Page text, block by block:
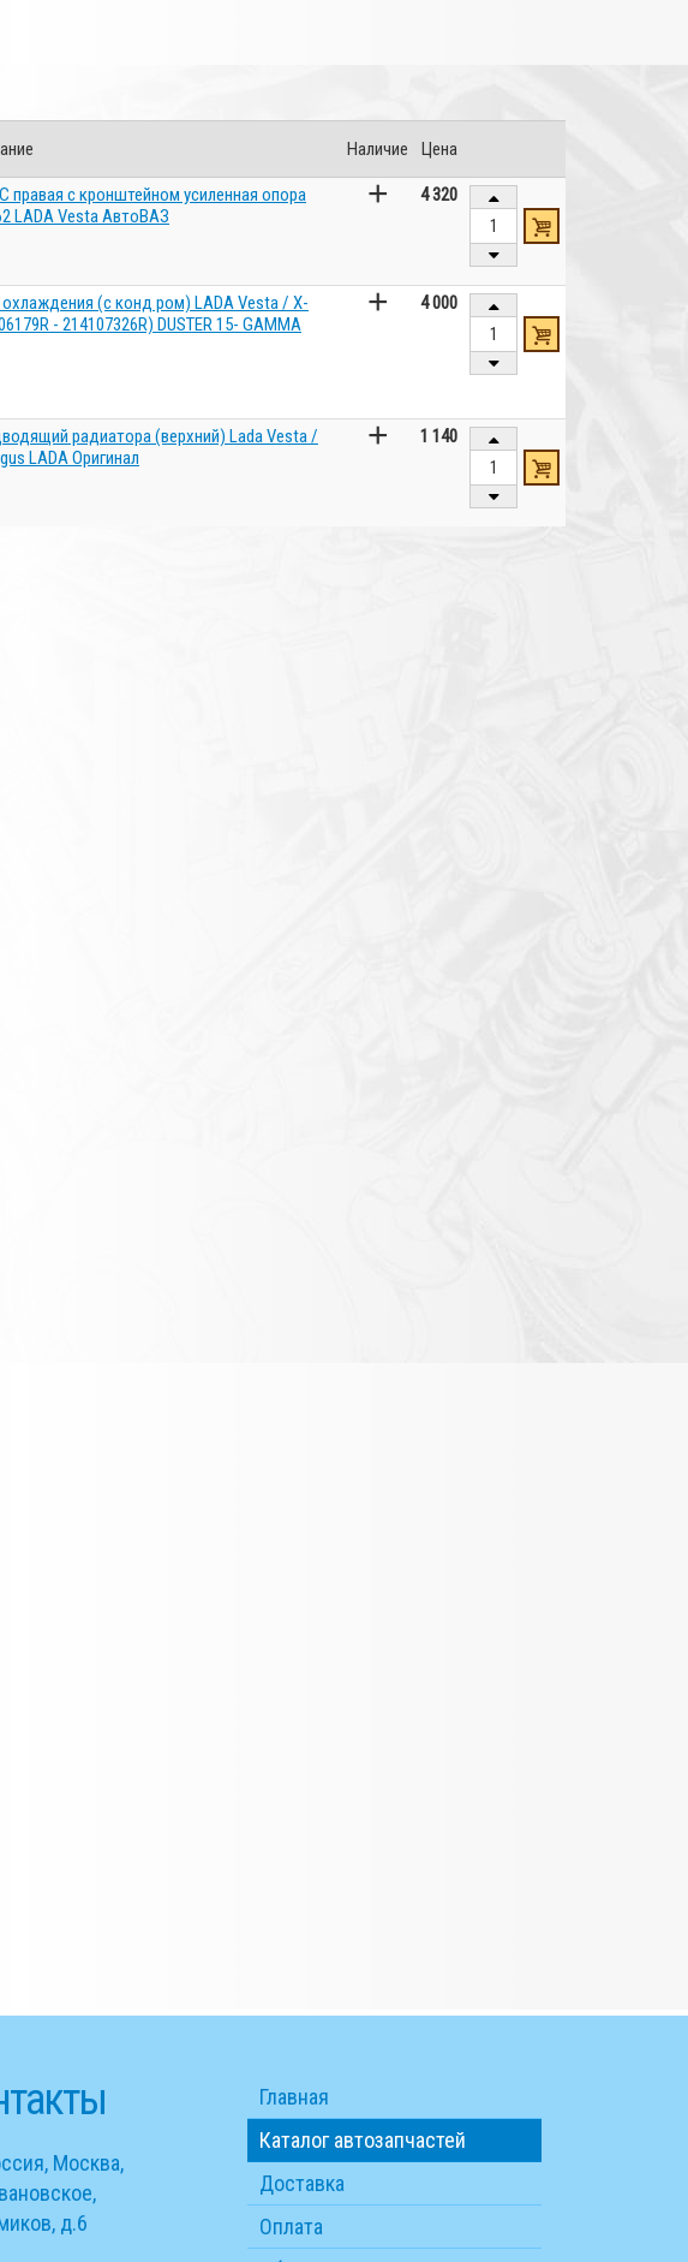
Наличие Цена
правая с кронштейном усиленная опора
LADA Vesta АвтоВАЗ
+ 4 320
(с конд ром) LADA Vesta / X-
- 214107326R) DUSTER 15- GAMMA
+ 4 000
радиатора (верхний) Lada Vesta /
LADA Оригинал
+ 1 140
, Москва,
,
д.6
Главная
Каталог автозапчастей
Доставка
Оплата